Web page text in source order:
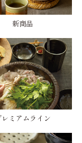
新商品
レミアムライン